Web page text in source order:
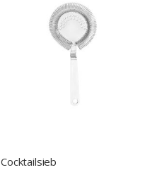
Cocktailsieb